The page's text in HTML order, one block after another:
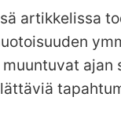
artikkelissa
ajan